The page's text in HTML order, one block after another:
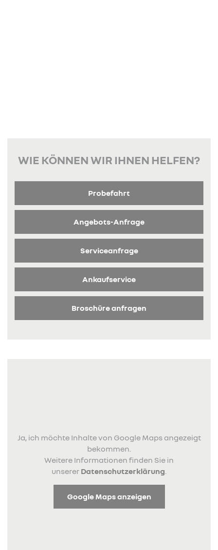
WIE KÖNNEN WIR IHNEN HELFEN?
Probefahrt
Angebots-Anfrage
Serviceanfrage
Ankaufservice
Broschüre anfragen
Ja, ich möchte Inhalte von Google Maps angezeigt
bekommen.
Weitere Informationen finden Sie in
unserer Datenschutzerklärung.
Google Maps anzeigen